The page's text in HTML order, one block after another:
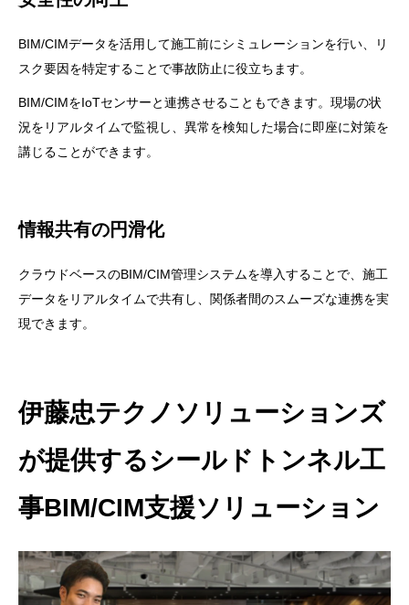
BIM/CIMデータを活用して施工前にシミュレーションを行い、リ
スク要因を特定することで事故防止に役立ちます。
BIM/CIMをIoTセンサーと連携させることもできます。現場の状
況をリアルタイムで監視し、異常を検知した場合に即座に対策を
講じることができます。
情報共有の円滑化
クラウドベースのBIM/CIM管理システムを導入することで、施工
データをリアルタイムで共有し、関係者間のスムーズな連携を実
現できます。
伊藤忠テクノソリューションズ
が提供するシールドトンネル工
事BIM/CIM支援ソリューション